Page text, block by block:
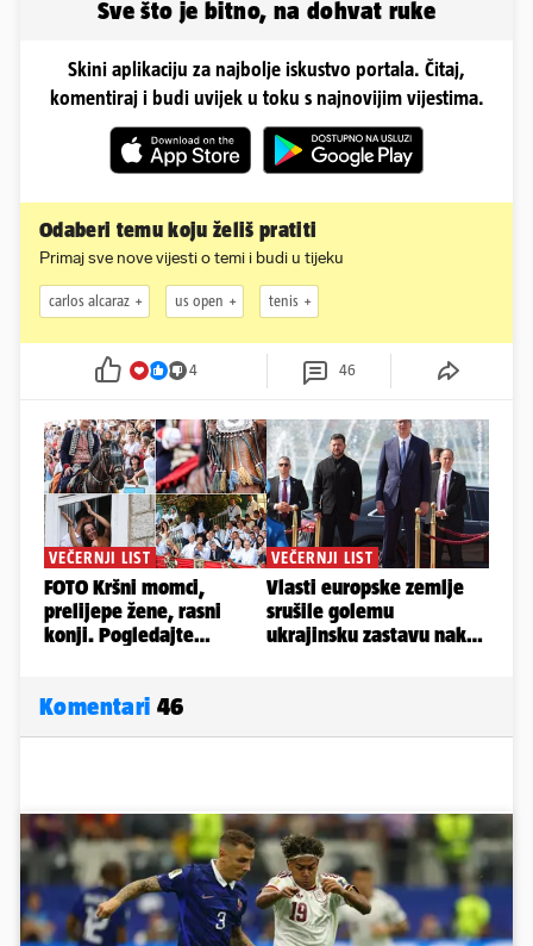
Sve što je bitno, na dohvat ruke
Skini aplikaciju za najbolje iskustvo portala. Čitaj,
komentiraj i budi uvijek u toku s najnovijim vijestima.
Odaberi temu koju želiš pratiti
Primaj sve nove vijesti o temi i budi u tijeku
carlos alcaraz us open tenis
4 46
Komentari 46